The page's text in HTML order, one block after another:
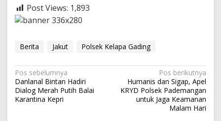
Post Views: 1,893
Berita Jakut Polsek Kelapa Gading
N
a
v
Pos sebelumnya
Danlanal Bintan Hadiri
Dialog Merah Putih Balai
Karantina Kepri
Pos berikutnya
Humanis dan Sigap, Apel
KRYD Polsek Pademangan
untuk Jaga Keamanan
Malam Hari